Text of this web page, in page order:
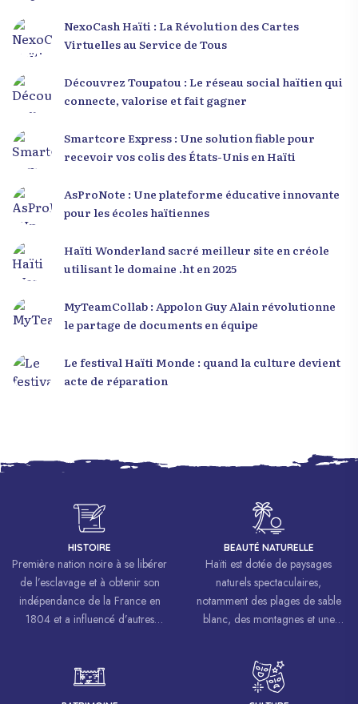
NexoCash Haïti : La Révolution des Cartes
Virtuelles au Service de Tous
Découvrez Toupatou : Le réseau social haïtien qui
connecte, valorise et fait gagner
Smartcore Express : Une solution fiable pour
recevoir vos colis des États-Unis en Haïti
AsProNote : Une plateforme éducative innovante
pour les écoles haïtiennes
Haïti Wonderland sacré meilleur site en créole
utilisant le domaine .ht en 2025
MyTeamCollab : Appolon Guy Alain révolutionne
le partage de documents en équipe
Le festival Haïti Monde : quand la culture devient
acte de réparation
HISTOIRE
Première nation noire à se libérer
de l’esclavage et à obtenir son
indépendance de la France en
1804 et a influencé d’autres
luttes pour la liberté et l’égalité.
BEAUTÉ NATURELLE
Haïti est dotée de paysages
naturels spectaculaires,
notamment des plages de sable
blanc, des montagnes et une